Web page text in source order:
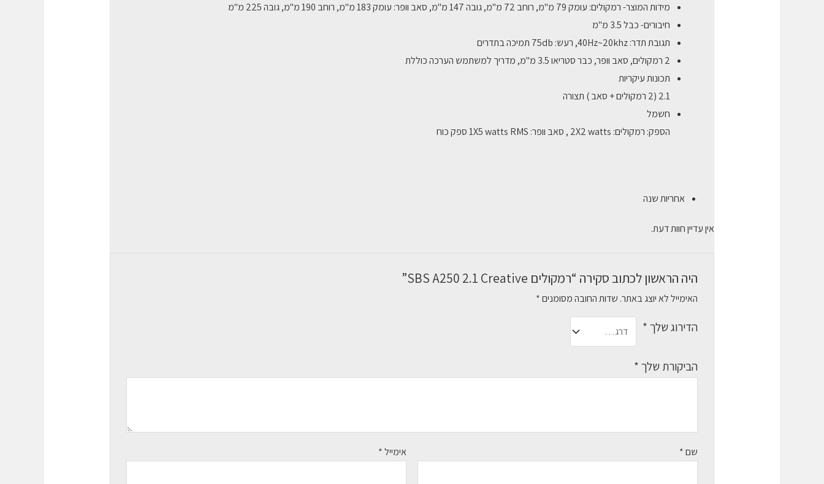
מידות המוצר- רמקולים: עומק 79 מ"מ, רוחב 72 מ"מ, גובה 147 מ"מ, סאב וופר: עומק 183 מ"מ, רוחב 190 מ"מ, גובה 225 מ"מ
חיבורים- כבל 3.5 מ"מ
תגובת תדר: 40Hz~20khz, רעש: 75db תמיכה בתדרים
2 רמקולים, סאב וופר, כבר סטריאו 3.5 מ"מ, מדריך למשתמש הערכה כוללת
תכונות עיקריות
2.1 (2 רמקולים + סאב ) תצורה
חשמל
הספק: רמקולים: 2X2 watts , סאב וופר: 1X5 watts RMS ספק כוח
אחריות שנה
אין עדיין חוות דעת.
היה הראשון לכתוב סקירה “רמקולים SBS A250 2.1 Creative”
האימייל לא יוצג באתר. שדות החובה מסומנים*
הדירוג שלך*
הביקורת שלך*
שם* אימייל*